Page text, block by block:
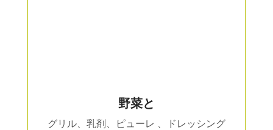
野菜と
グリル、乳剤、ピューレ 、ドレッシング